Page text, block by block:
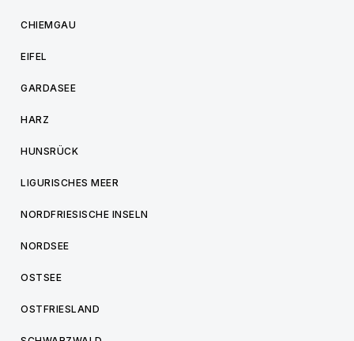
CHIEMGAU
EIFEL
GARDASEE
HARZ
HUNSRÜCK
LIGURISCHES MEER
NORDFRIESISCHE INSELN
NORDSEE
OSTSEE
OSTFRIESLAND